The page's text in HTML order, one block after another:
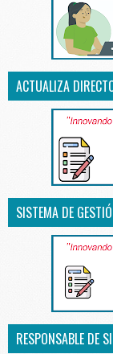
ACTUALIZA
SISTEMA DE
RESPONSABLE DE